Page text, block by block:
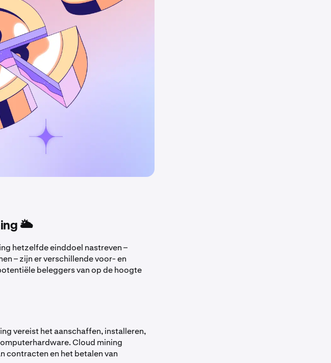
🌥️
hetzelfde einddoel nastreven –
– zijn er verschillende voor- en
beleggers van op de hoogte
vereist het aanschaffen, installeren,
Cloud mining
contracten en het betalen van